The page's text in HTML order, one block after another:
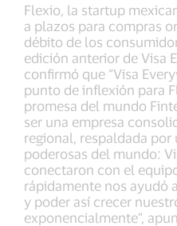
Flexio, la startup
a plazos para compras
débito de los
edición anterior de Visa
confirmó que “Visa
punto de inflexión para
promesa del mundo
ser una empresa
regional, respaldada por
poderosas del mundo:
conectaron con el
rápidamente nos ayudó
y poder así crecer
exponencialmente”,